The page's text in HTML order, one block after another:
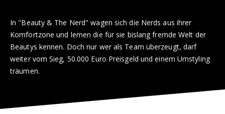
In "Beauty & The Nerd" wagen sich die Nerds aus ihrer
Komfortzone und lernen die für sie bislang fremde Welt der
Beautys kennen. Doch nur wer als Team überzeugt, darf
weiter vom Sieg, 50.000 Euro Preisgeld und einem Umstyling
träumen.